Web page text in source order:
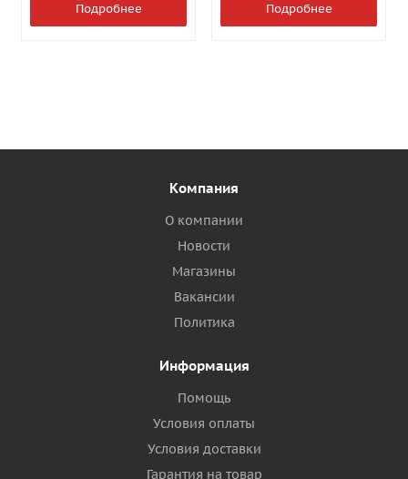
Подробнее Подробнее
Компания
О компании
Новости
Магазины
Вакансии
Политика
Информация
Помощь
Условия оплаты
Условия доставки
Гарантия на товар